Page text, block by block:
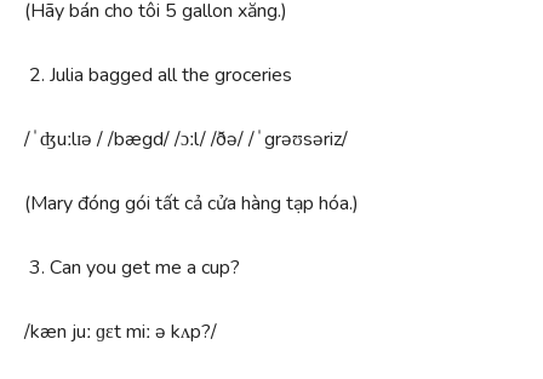
(Hãy bán cho tôi 5 gallon xăng.)
Julia bagged all the groceries
/ˈʤuːlɪə / /bægd/ /ɔːl/ /ðə/ /ˈgrəʊsəriz/
(Mary đóng gói tất cả cửa hàng tạp hóa.)
Can you get me a cup?
/kæn juː ɡɛt miː ə kʌp?/